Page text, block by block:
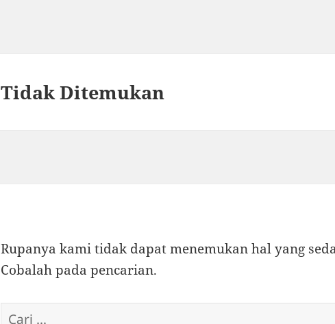
Tidak Ditemukan
Rupanya kami tidak dapat menemukan hal yang
Cobalah pada pencarian.
Cari